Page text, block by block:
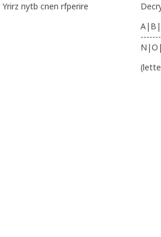
Yrirz nytb cnen rfperire